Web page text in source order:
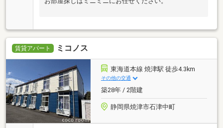
賃貸アパート ミコノス
東海道本線 焼津駅 徒歩4.3km
その他の交通
築28年 / 2階建
静岡県焼津市石津中町